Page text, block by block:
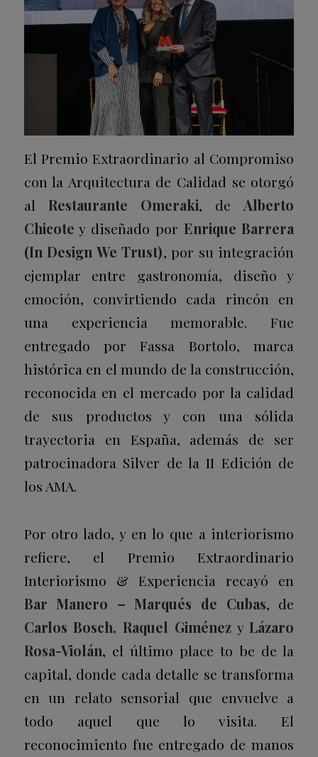
El Premio Extraordinario al Compromiso
con la Arquitectura de Calidad se otorgó
al Restaurante Omeraki, deAlberto
Chicote y diseñado por Enrique Barrera
(In Design We Trust), por su integración
ejemplar entre gastronomía, diseño y
emoción, convirtiendo cada rincón en
una experiencia memorable. Fue
entregado por Fassa Bortolo, marca
histórica en el mundo de la construcción,
reconocida en el mercado por la calidad
de sus productos y con una sólida
trayectoria en España, además de ser
patrocinadora Silver de la II Edición de
los AMA.
Por otro lado, y en lo que a interiorismo
refiere, el Premio Extraordinario
Interiorismo & Experiencia recayó en
Bar Manero – Marqués de Cubas, de
Carlos Bosch, Raquel Giménezy Lázaro
Rosa-Violán, el último place to be de la
capital, donde cada detalle se transforma
en un relato sensorial que envuelve a
todo aquel que lo visita. El
reconocimiento fue entregado de manos